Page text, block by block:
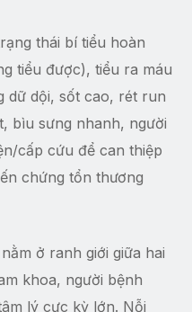
thái bí tiểu hoàn
tiểu được), tiểu ra máu
dữ dội, sốt cao, rét run
bìu sưng nhanh, người
cấp cứu để can thiệp
chứng tổn thương
ở ranh giới giữa hai
khoa, người bệnh
lý cực kỳ lớn. Nỗi